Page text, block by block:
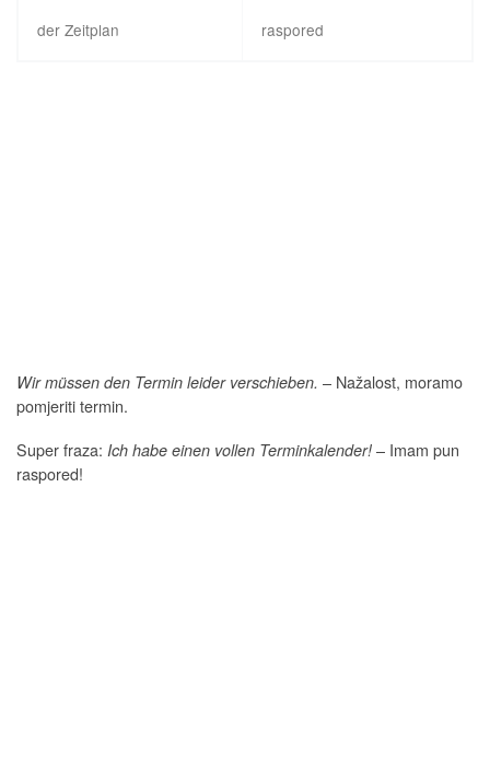
der Zeitplan raspored
Wir müssen den Termin leider verschieben. – Nažalost, moramo
pomjeriti termin.
Super fraza: Ich habe einen vollen Terminkalender! – Imam pun
raspored!